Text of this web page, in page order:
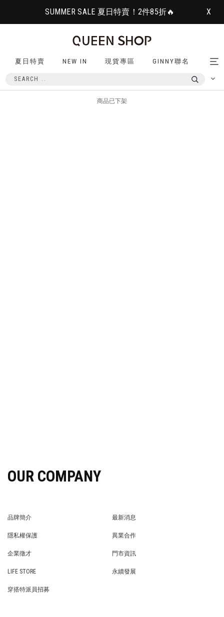
SUMMER SALE 夏日特賣！2件85折🔥 X
夏日特賣 NEW IN 現貨專區 GINNY聯名
商品已下架
OUR COMPANY
品牌簡介
最新消息
隱私權保護
異業合作
企業徵才
門市資訊
LIFE STORE
永續發展
穿搭特派員招募